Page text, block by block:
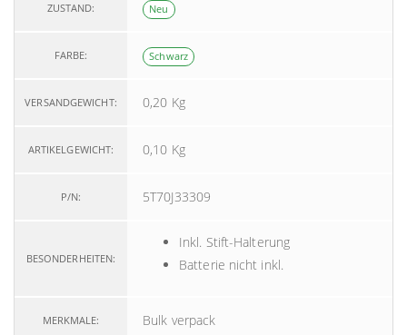
ZUSTAND: Neu
FARBE: Schwarz
VERSANDGEWICHT: 0,20 Kg
ARTIKELGEWICHT: 0,10 Kg
P/N: 5T70J33309
BESONDERHEITEN:
Inkl. Stift-Halterung
Batterie nicht inkl.
MERKMALE: Bulk verpack